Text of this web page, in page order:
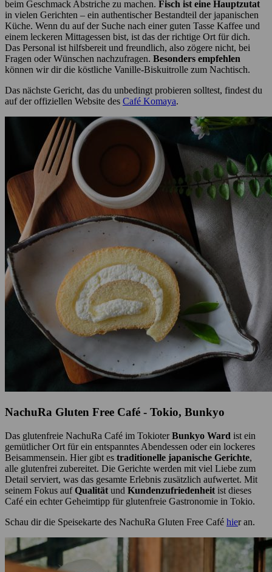
beim Geschmack Abstriche zu machen. Fisch ist eine Hauptzutat
in vielen Gerichten – ein authentischer Bestandteil der japanischen
Küche. Wenn du auf der Suche nach einer guten Tasse Kaffee und
einem leckeren Mittagessen bist, ist das der richtige Ort für dich.
Das Personal ist hilfsbereit und freundlich, also zögere nicht, bei
Fragen oder Wünschen nachzufragen. Besonders empfehlen
können wir dir die köstliche Vanille-Biskuitrolle zum Nachtisch.
Das nächste Gericht, das du unbedingt probieren solltest, findest du
auf der offiziellen Website des Café Komaya.
NachuRa Gluten Free Café - Tokio, Bunkyo
Das glutenfreie NachuRa Café im TokioterBunkyo Ward ist ein
gemütlicher Ort für ein entspanntes Abendessen oder ein lockeres
Beisammensein. Hier gibt es traditionelle japanische Gerichte,
alle glutenfrei zubereitet. Die Gerichte werden mit viel Liebe zum
Detail serviert, was das gesamte Erlebnis zusätzlich aufwertet. Mit
seinem Fokus aufQualität und Kundenzufriedenheit ist dieses
Café ein echter Geheimtipp für glutenfreie Gastronomie in Tokio.
Schau dir die Speisekarte des NachuRa Gluten Free Café hier an.